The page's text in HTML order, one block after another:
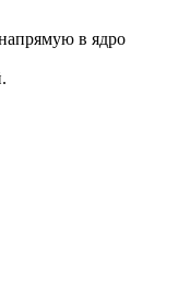
в ядро